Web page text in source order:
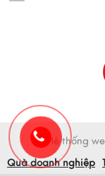
Hệ thống
Quà doanh nghiệp